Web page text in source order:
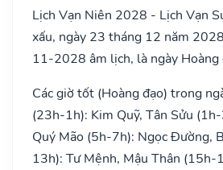
Lịch Vạn Niên 2028 - Lịch Vạn
xấu, ngày 23 tháng 12 năm
11-2028 âm lịch, là ngày Hoàng
Các giờ tốt (Hoàng đạo) trong
(23h-1h): Kim Quỹ, Tân Sửu
Quý Mão (5h-7h): Ngọc Đường,
13h): Tư Mệnh, Mậu Thân (15h-